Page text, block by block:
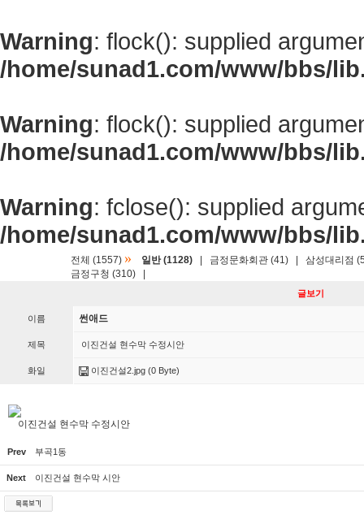
Warning: flock(): supplied
/home/sunad1.com/www/bbs/
Warning: flock(): supplied
/home/sunad1.com/www/bbs/
Warning: fclose(): supplied
/home/sunad1.com/www/bbs/
전체 (1557) » 일반 (1128) 금정문화회관 (41)
삼성대리점
금정구청 (310)
글보기
이름 썬애드
제목 이진건설 현수막 수정시안
화일 이진건설2.jpg (0 Byte)
이진건설 현수막 수정시안
Prev 부곡1동
Next 이진건설 현수막 시안